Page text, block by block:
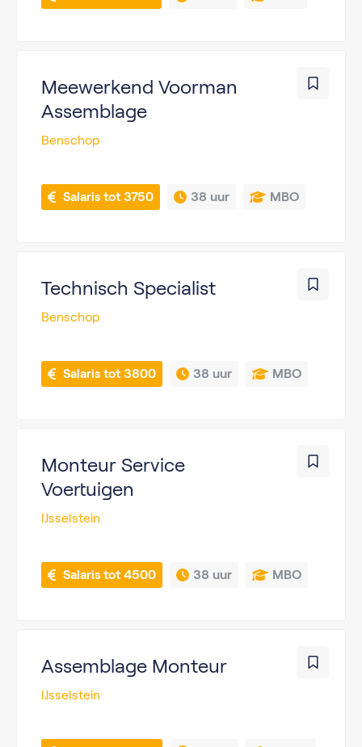
Meewerkend Voorman
Assemblage
Benschop
Salaris tot 3750 38 uur MBO
Technisch Specialist
Benschop
Salaris tot 3800 38 uur MBO
Monteur Service
Voertuigen
IJsselstein
Salaris tot 4500 38 uur MBO
Assemblage Monteur
IJsselstein